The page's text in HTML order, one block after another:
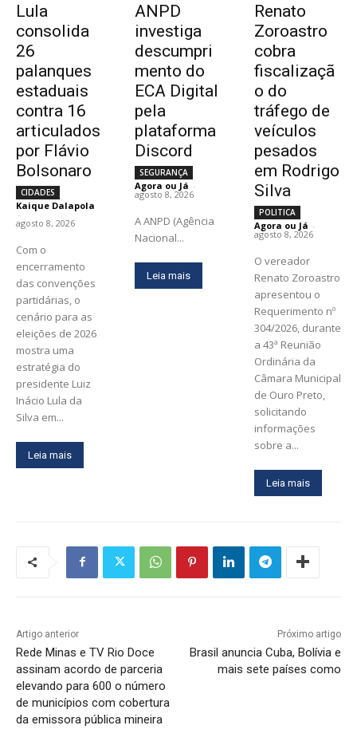
Lula
consolida
26
palanques
estaduais
contra 16
articulados
por Flávio
Bolsonaro
CIDADES
Kaique Dalapola
-
agosto 8, 2026
Com o
encerramento
das convenções
partidárias, o
cenário para as
eleições de 2026
mostra uma
estratégia do
presidente Luiz
Inácio Lula da
Silva em...
Leia mais
ANPD
investiga
descumpri
mento do
ECA Digital
pela
plataforma
Discord
SEGURANÇA
Agora ou Já -
agosto 8, 2026
A ANPD (Agência
Nacional...
Leia mais
Renato
Zoroastro
cobra
fiscalizaçã
o do
tráfego de
veículos
pesados
em Rodrigo
Silva
POLITICA
Agora ou Já -
agosto 8, 2026
O vereador
Renato Zoroastro
apresentou o
Requerimento nº
304/2026, durante
a 43ª Reunião
Ordinária da
Câmara Municipal
de Ouro Preto,
solicitando
informações
sobre a...
Leia mais
Artigo anterior
Rede Minas e TV Rio Doce
assinam acordo de parceria
elevando para 600 o número
de municípios com cobertura
da emissora pública mineira
Próximo artigo
Brasil anuncia Cuba, Bolívia e
mais sete países como